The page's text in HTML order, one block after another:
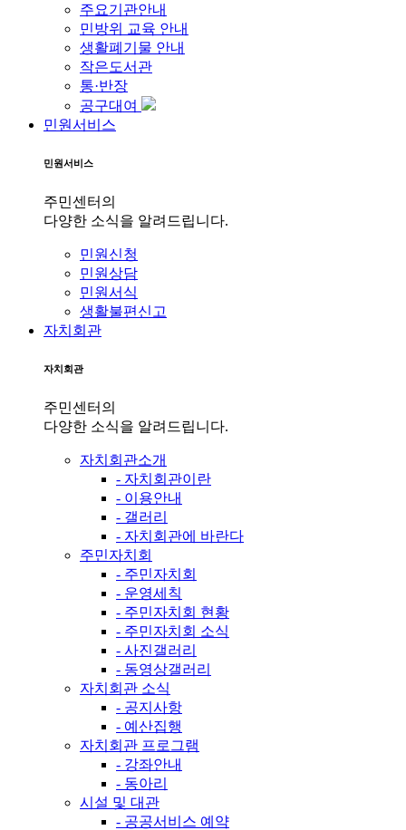
주요기관안내
민방위 교육 안내
생활폐기물 안내
작은도서관
통·반장
공구대여
민원서비스
민원서비스
주민센터의
다양한 소식을 알려드립니다.
민원신청
민원상담
민원서식
생활불편신고
자치회관
자치회관
주민센터의
다양한 소식을 알려드립니다.
자치회관소개
- 자치회관이란
- 이용안내
- 갤러리
- 자치회관에 바란다
주민자치회
- 주민자치회
- 운영세칙
- 주민자치회 현황
- 주민자치회 소식
- 사진갤러리
- 동영상갤러리
자치회관 소식
- 공지사항
- 예산집행
자치회관 프로그램
- 강좌안내
- 동아리
시설 및 대관
- 공공서비스 예약